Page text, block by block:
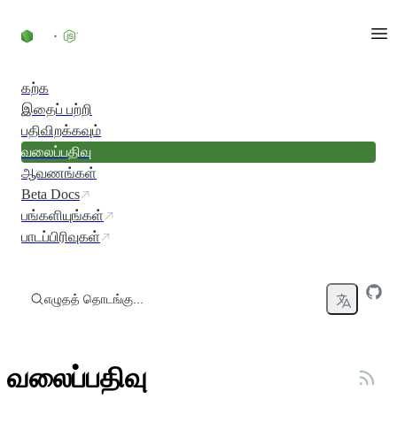
கற்க
இதைப் பற்றி
பதிவிறக்கவும்
வலைப்பதிவு
ஆவணங்கள்
Beta Docs
பங்களியுங்கள்
பாடப்பிரிவுகள்
எழுதத் தொடங்கு...
வலைப்பதிவு